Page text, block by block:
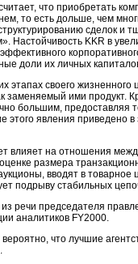
что приобретать
то есть доль­ше, чем
сделок и
Настойчивость KKR в
доли их личных
этапах своего
заменяемый ими продукт.
большим,
этого явления приведено
влияет на отношения
размера
вводят в
подрыву стабильных
речи председателя
аналитиков FY2000.
что лучшие